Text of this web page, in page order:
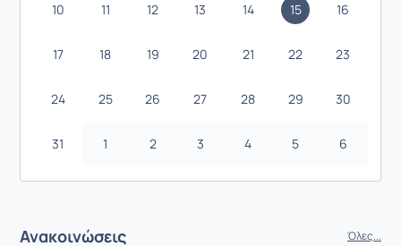
10 11 12 13 14 15 16
17 18 19 20 21 22 23
24 25 26 27 28 29 30
31 1 2 3 4 5 6
Ανακοινώσεις Όλες...